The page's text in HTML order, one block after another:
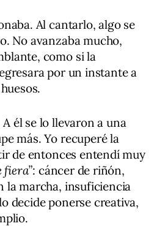
Al cantarlo, algo se
No avanzaba mucho,
como si la
por un instante a
él se lo llevaron a una
más. Yo recuperé la
de entonces entendí muy
fiera”: cáncer de riñón,
la marcha, insuficiencia
decide ponerse creativa,